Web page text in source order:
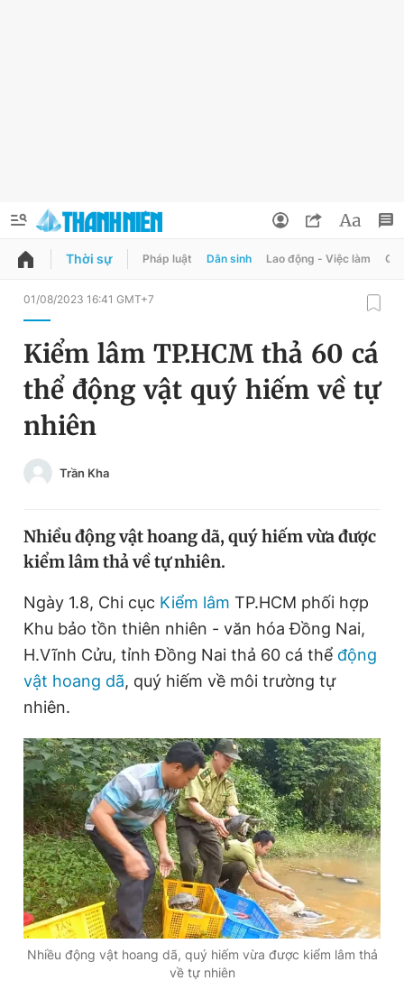
QUẢNG CÁO
Chuyên mục
Chuyên mục khác
Chào ngày mới
Tin thị trường
Sản phẩm khác
Tiện ích Bạn cần biết
Thông tin tòa soạn Liên hệ quảng cáo
Đọc Thanh Niên trên điện thoại
Đổi mật khẩu
Tin đã lưu
Thời sự Pháp luật Dân sinh Lao động - Việc làm
01/08/2023 16:41 GMT+7
Kiểm lâm TP.HCM thả 60 cá
thể động vật quý hiếm về tự
nhiên
Trần Kha
Nhiều động vật hoang dã, quý hiếm vừa được
kiểm lâm thả về tự nhiên.
Ngày 1.8, Chi cục Kiểm lâm TP.HCM phối hợp
Khu bảo tồn thiên nhiên - văn hóa Đồng Nai,
H.Vĩnh Cửu, tỉnh Đồng Nai thả 60 cá thể động
vật hoang dã, quý hiếm về môi trường tự
nhiên.
Nhiều động vật hoang dã, quý hiếm vừa được kiểm lâm thả
về tự nhiên